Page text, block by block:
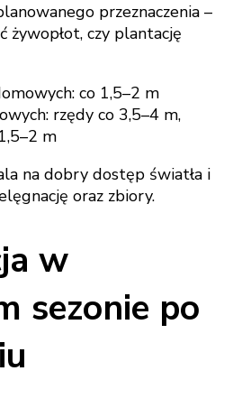
przeznaczenia –
żywopłot, czy plantację
co 1,5–2 m
rzędy co 3,5–4 m,
m
na dobry dostęp światła i
oraz zbiory.
w
sezonie po